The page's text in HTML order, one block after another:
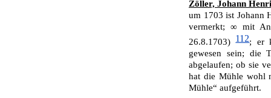
Zöller, Johann
um 1703 ist Johann
vermerkt; ∞ mit
26.8.1703)112; er
gewesen sein; die
abgelaufen; ob sie
hat die Mühle wohl
Mühle“ aufgeführt.